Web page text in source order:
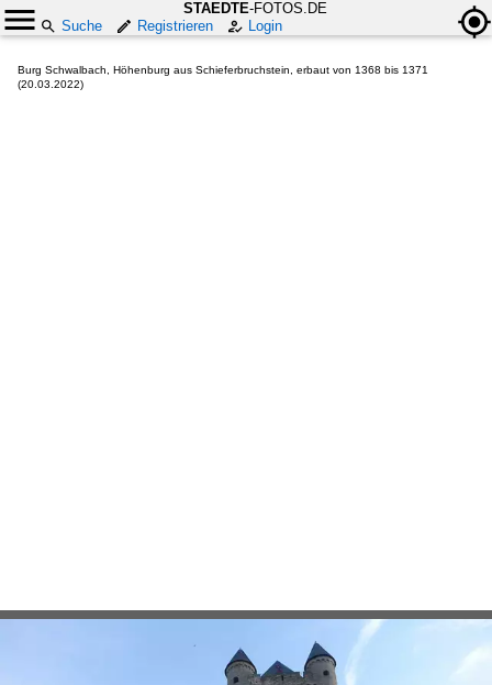
STAEDTE-FOTOS.DE
Suche
Registrieren Login
Burg Schwalbach, Höhenburg aus Schieferbruchstein, erbaut von 1368 bis 1371
(20.03.2022)